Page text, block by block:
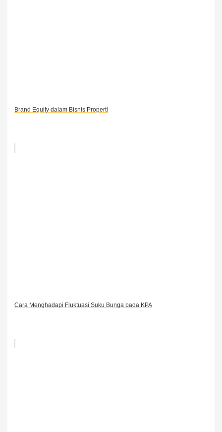
Brand Equity dalam Bisnis Properti
Cara Menghadapi Fluktuasi Suku Bunga pada KPA